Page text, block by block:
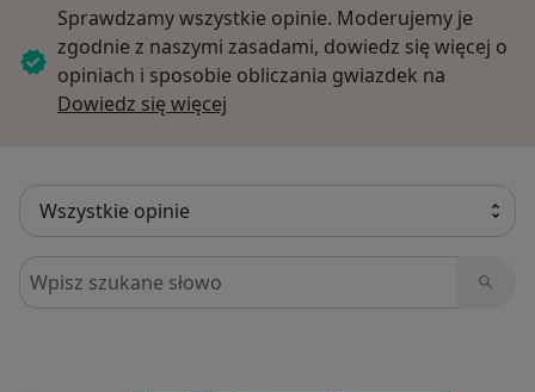
Sprawdzamy wszystkie opinie. Moderujemy je
zgodnie z naszymi zasadami, dowiedz się więcej o
opiniach i sposobie obliczania gwiazdek na
Dowiedz się więcej
Szukaj w opiniach